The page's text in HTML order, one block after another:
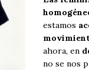
estamos
ahora, en
no se nos